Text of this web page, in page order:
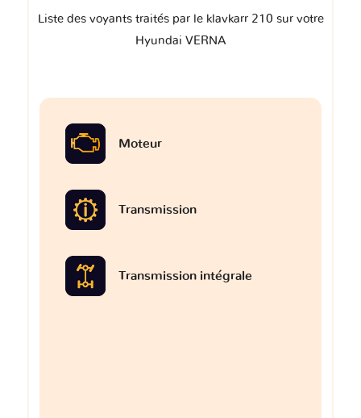
Liste des voyants traités par le klavkarr 210 sur votre
Hyundai VERNA
Moteur
Transmission
Transmission intégrale